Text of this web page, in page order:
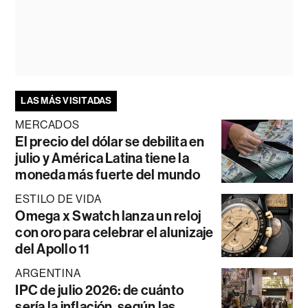
LAS MÁS VISITADAS
MERCADOS
El precio del dólar se debilita en
julio y América Latina tiene la
moneda más fuerte del mundo
ESTILO DE VIDA
Omega x Swatch lanza un reloj
con oro para celebrar el alunizaje
del Apollo 11
ARGENTINA
IPC de julio 2026: de cuánto